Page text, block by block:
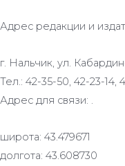
Адрес редакции и
г. Нальчик, ул.
Тел.: 42-35-50, 42-23-14,
Адрес для связи: .
широта: 43.479671
долгота: 43.608730